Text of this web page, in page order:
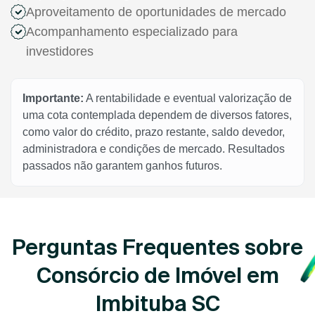
Aproveitamento de oportunidades de mercado
Acompanhamento especializado para
investidores
Importante: A rentabilidade e eventual valorização de
uma cota contemplada dependem de diversos fatores,
como valor do crédito, prazo restante, saldo devedor,
administradora e condições de mercado. Resultados
passados não garantem ganhos futuros.
Perguntas Frequentes sobre
Consórcio de Imóvel em
Imbituba SC